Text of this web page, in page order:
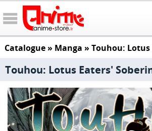
Catalogue» Manga » Touhou: Lotus
Touhou: Lotus Eaters'